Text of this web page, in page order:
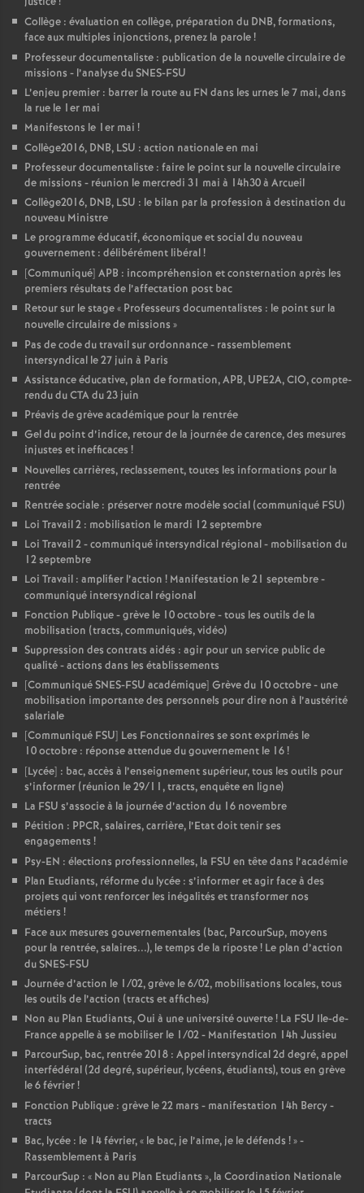
Collège : évaluation en collège, préparation du DNB, formations,
face aux multiples injonctions, prenez la parole!
Professeur documentaliste : publication de la nouvelle circulaire de
missions - l’analyse du SNES-FSU
L’enjeu premier : barrer la route au FN dans les urnes le 7 mai, dans
la rue le 1er mai
Manifestons le 1er mai !
Collège2016, DNB, LSU : action nationale en mai
Professeur documentaliste : faire le point sur la nouvelle circulaire
de missions - réunion le mercredi 31 mai à 14h30 à Arcueil
Collège2016, DNB, LSU : le bilan par la profession à destination du
nouveau Ministre
Le programme éducatif, économique et social du nouveau
gouvernement : délibérément libéral!
[Communiqué] APB : incompréhension et consternation après les
premiers résultats de l’affectation post bac
Retour sur le stage « Professeurs documentalistes : le point sur la
nouvelle circulaire de missions »
Pas de code du travail sur ordonnance - rassemblement
intersyndical le 27 juin à Paris
Assistance éducative, plan de formation, APB, UPE2A, CIO, compte-
rendu du CTA du 23 juin
Préavis de grève académique pour la rentrée
Gel du point d’indice, retour de la journée de carence, des mesures
injustes et inefficaces !
Nouvelles carrières, reclassement, toutes les informations pour la
rentrée
Rentrée sociale : préserver notre modèle social (communiqué FSU)
Loi Travail 2 : mobilisation le mardi 12 septembre
Loi Travail 2 - communiqué intersyndical régional - mobilisation du
12 septembre
Loi Travail : amplifier l’action ! Manifestation le 21 septembre -
communiqué intersyndical régional
Fonction Publique - grève le 10 octobre - tous les outils de la
mobilisation (tracts, communiqués, vidéo)
Suppression des contrats aidés : agir pour un service public de
qualité - actions dans les établissements
[Communiqué SNES-FSU académique] Grève du 10 octobre - une
mobilisation importante des personnels pour dire non à l’austérité
salariale
[Communiqué FSU] Les Fonctionnaires se sont exprimés le
10 octobre : réponse attendue du gouvernement le 16!
[Lycée] : bac, accès à l’enseignement supérieur, tous les outils pour
s’informer (réunion le 29/11, tracts, enquête en ligne)
La FSU s’associe à la journée d’action du 16 novembre
Pétition : PPCR, salaires, carrière, l’Etat doit tenir ses
engagements !
Psy-EN : élections professionnelles, la FSU en tête dans l’académie
Plan Etudiants, réforme du lycée : s’informer et agir face à des
projets qui vont renforcer les inégalités et transformer nos
métiers !
Face aux mesures gouvernementales (bac, ParcourSup, moyens
pour la rentrée, salaires...), le temps de la riposte! Le plan d’action
du SNES-FSU
Journée d’action le 1/02, grève le 6/02, mobilisations locales, tous
les outils de l’action (tracts et affiches)
Non au Plan Etudiants, Oui à une université ouverte! La FSU Ile-de-
France appelle à se mobiliser le 1/02 - Manifestation 14h Jussieu
ParcourSup, bac, rentrée 2018 : Appel intersyndical 2d degré, appel
interfédéral (2d degré, supérieur, lycéens, étudiants), tous en grève
le 6 février!
Fonction Publique : grève le 22 mars - manifestation 14h Bercy -
tracts
Bac, lycée : le 14 février, « le bac, je l’aime, je le défends !» -
Rassemblement à Paris
ParcourSup : « Non au Plan Etudiants », la Coordination Nationale